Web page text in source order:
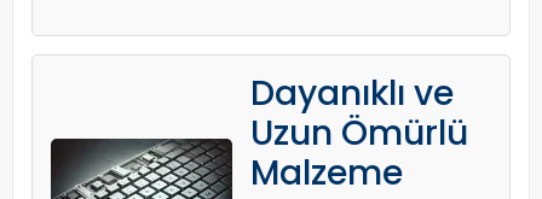
Dayanıklı ve
Uzun Ömürlü
Malzeme